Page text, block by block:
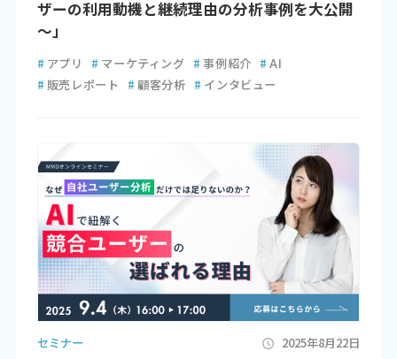
ザーの利用動機と継続理由の分析事例を大公開
～」
# アプリ # マーケティング # 事例紹介 # AI
# 販売レポート # 顧客分析 # インタビュー
セミナー 2025年8月22日